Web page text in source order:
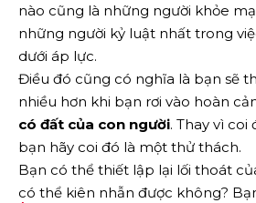
nào cũng là những người khỏe
những người kỷ luật nhất trong
dưới áp lực.
Điều đó cũng có nghĩa là bạn sẽ
nhiều hơn khi bạn rơi vào hoàn
có đất của con người. Thay vì
bạn hãy coi đó là một thử thách.
Bạn có thể thiết lập lại lối thoát
có thể kiên nhẫn được không?